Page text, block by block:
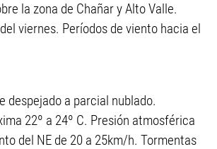
la zona de Chañar y Alto Valle.
viernes. Períodos de viento hacia el
despejado a parcial nublado.
22º a 24º C. Presión atmosférica
del NE de 20 a 25km/h. Tormentas